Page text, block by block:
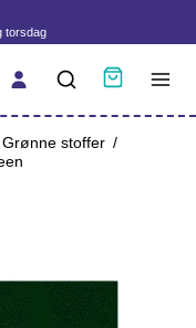
kommer
Grønne stoffer /